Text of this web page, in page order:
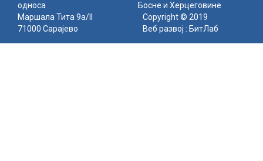
односа
Босне и Херцеговине
Маршала Тита 9а/II
71000 Сарајево
Copyright © 2019
Веб развој : БитЛаб